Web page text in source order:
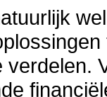
verdelen.